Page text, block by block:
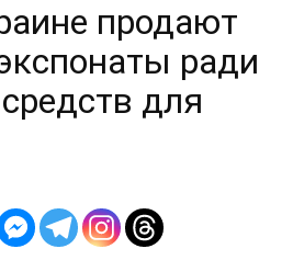
продают
ради
для